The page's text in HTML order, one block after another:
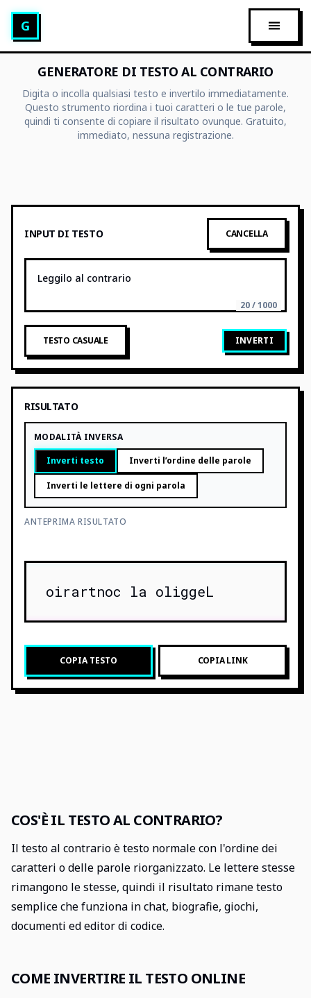
Generatore di Testo Glitch
G APRI
GENERATORE DI TESTO AL CONTRARIO
Digita o incolla qualsiasi testo e invertilo immediatamente.
Questo strumento riordina i tuoi caratteri o le tue parole,
quindi ti consente di copiare il risultato ovunque. Gratuito,
immediato, nessuna registrazione.
INPUT DI TESTO CANCELLA
20 / 1000
TESTO CASUALE INVERTI
RISULTATO
MODALITÀ INVERSA
Inverti testo
Inverti l’ordine delle parole
Inverti le lettere di ogni parola
ANTEPRIMA RISULTATO
oirartnoc la oliggeL
COPIA TESTO COPIA LINK
COS'È IL TESTO AL CONTRARIO?
Il testo al contrario è testo normale con l'ordine dei
caratteri o delle parole riorganizzato. Le lettere stesse
rimangono le stesse, quindi il risultato rimane testo
semplice che funziona in chat, biografie, giochi,
documenti ed editor di codice.
COME INVERTIRE IL TESTO ONLINE